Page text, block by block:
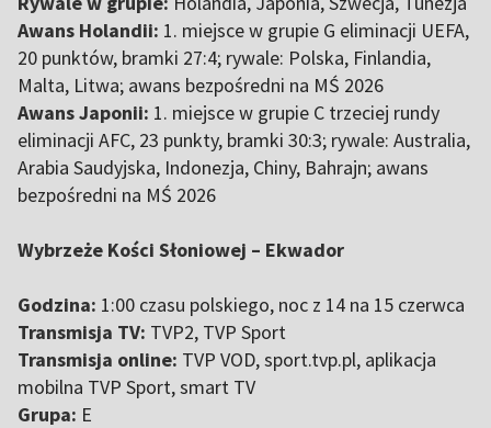
Awans Holandii: 1. miejsce w grupie G eliminacji UEFA,
20 punktów, bramki 27:4; rywale: Polska, Finlandia,
Malta, Litwa; awans bezpośredni na MŚ 2026
Awans Japonii: 1. miejsce w grupie C trzeciej rundy
eliminacji AFC, 23 punkty, bramki 30:3; rywale: Australia,
Arabia Saudyjska, Indonezja, Chiny, Bahrajn; awans
bezpośredni na MŚ 2026
Wybrzeże Kości Słoniowej – Ekwador
Godzina: 1:00 czasu polskiego, noc z 14 na 15 czerwca
Transmisja TV: TVP2, TVP Sport
Transmisja online: TVP VOD, sport.tvp.pl, aplikacja
mobilna TVP Sport, smart TV
Grupa: E